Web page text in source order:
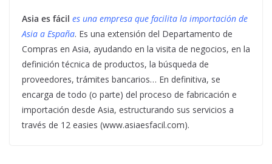
Asia es fácil es una empresa que facilita la importación de
Asia a España. Es una extensión del Departamento de
Compras en Asia, ayudando en la visita de negocios, en la
definición técnica de productos, la búsqueda de
proveedores, trámites bancarios… En definitiva, se
encarga de todo (o parte) del proceso de fabricación e
importación desde Asia, estructurando sus servicios a
través de 12 easies (www.asiaesfacil.com).